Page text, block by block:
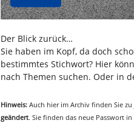
Der Blick zurück…
Sie haben im Kopf, da doch
bestimmtes Stichwort? Hier
nach Themen suchen. Oder in
Hinweis: Auch hier im Archiv finden Sie
geändert. Sie finden das neue Passwort